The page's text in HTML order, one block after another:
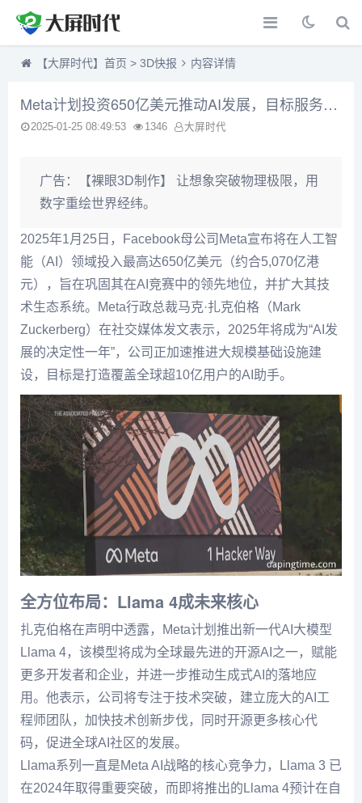
【大屏时代】首页 > 3D快报 内容详情
Meta计划投资650亿美元推动AI发展，目标服务10亿用户
2025-01-25 08:49:53 1346 大屏时代
广告：
【裸眼3D制作】 让想象突破物理极限，用
数字重绘世界经纬。
2025年1月25日，Facebook母公司Meta宣布将在人工智
能（AI）领域投入最高达650亿美元（约合5,070亿港
元），旨在巩固其在AI竞赛中的领先地位，并扩大其技
术生态系统。Meta行政总裁马克·扎克伯格（Mark
Zuckerberg）在社交媒体发文表示，2025年将成为“AI发
展的决定性一年”，公司正加速推进大规模基础设施建
设，目标是打造覆盖全球超10亿用户的AI助手。
全方位布局：Llama 4成未来核心
扎克伯格在声明中透露，Meta计划推出新一代AI大模型
Llama 4，该模型将成为全球最先进的开源AI之一，赋能
更多开发者和企业，并进一步推动生成式AI的落地应
用。他表示，公司将专注于技术突破，建立庞大的AI工
程师团队，加快技术创新步伐，同时开源更多核心代
码，促进全球AI社区的发展。
Llama系列一直是Meta AI战略的核心竞争力，Llama 3 已
在2024年取得重要突破，而即将推出的Llama 4预计在自